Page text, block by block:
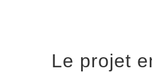
Le projet